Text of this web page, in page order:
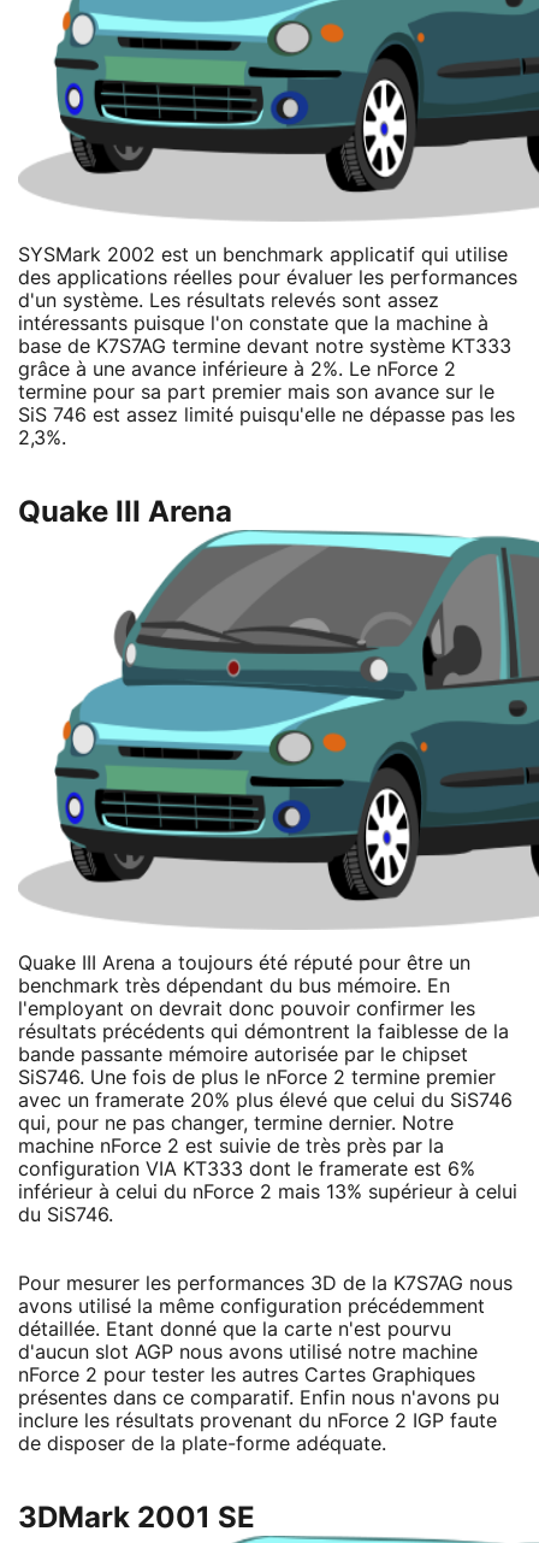
SYSMark 2002 est un benchmark applicatif qui utilise
des applications réelles pour évaluer les performances
d'un système. Les résultats relevés sont assez
intéressants puisque l'on constate que la machine à
base de K7S7AG termine devant notre système KT333
grâce à une avance inférieure à 2%. Le nForce 2
termine pour sa part premier mais son avance sur le
SiS 746 est assez limité puisqu'elle ne dépasse pas les
2,3%.
Quake III Arena
Quake III Arena a toujours été réputé pour être un
benchmark très dépendant du bus mémoire. En
l'employant on devrait donc pouvoir confirmer les
résultats précédents qui démontrent la faiblesse de la
bande passante mémoire autorisée par le chipset
SiS746. Une fois de plus le nForce 2 termine premier
avec un framerate 20% plus élevé que celui du SiS746
qui, pour ne pas changer, termine dernier. Notre
machine nForce 2 est suivie de très près par la
configuration VIA KT333 dont le framerate est 6%
inférieur à celui du nForce 2 mais 13% supérieur à celui
du SiS746.
Pour mesurer les performances 3D de la K7S7AG nous
avons utilisé la même configuration précédemment
détaillée. Etant donné que la carte n'est pourvu
d'aucun slot AGP nous avons utilisé notre machine
nForce 2 pour tester les autres Cartes Graphiques
présentes dans ce comparatif. Enfin nous n'avons pu
inclure les résultats provenant du nForce 2 IGP faute
de disposer de la plate-forme adéquate.
3DMark 2001 SE